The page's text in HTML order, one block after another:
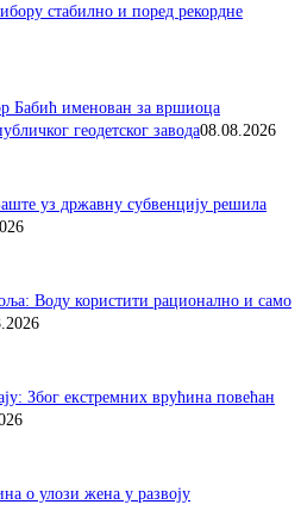
стабилно и поред рекордне
Бабић именован за вршиоца
геодетског завода08.08.2026
уз државну субвенцију решила
Воду користити рационално и само
Због екстремних врућина повећан
о улози жена у развоју